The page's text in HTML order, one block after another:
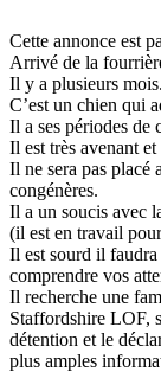
Cette annonce est
Arrivé de la
Il y a plusieurs mois.
C’est un chien qui
Il a ses périodes de
Il est très avenant
Il ne sera pas placé
congénères.
Il a un soucis avec
(il est en travail
Il est sourd il faudra
comprendre vos
Il recherche une
Staffordshire LOF,
détention et le
plus amples